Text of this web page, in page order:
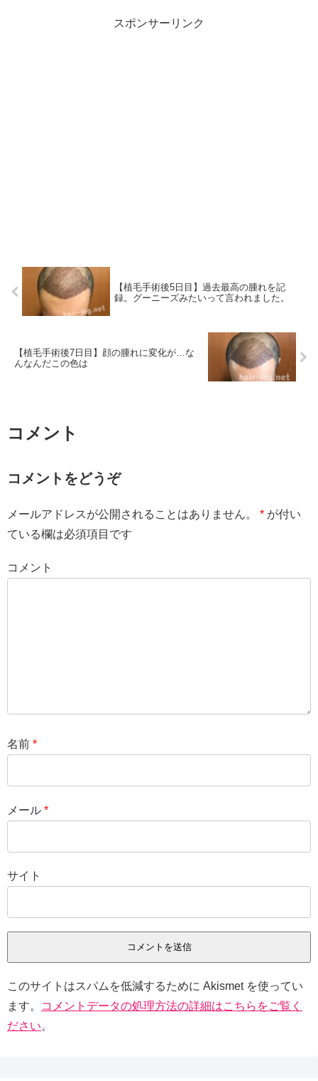
スポンサーリンク
【植毛手術後5日目】過去最高の腫れを記
録。グーニーズみたいって言われました。
【植毛手術後7日目】顔の腫れに変化が…な
んなんだこの色は
コメント
コメントをどうぞ
メールアドレスが公開されることはありません。 * が付い
ている欄は必須項目です
コメント
名前 *
メール *
サイト
このサイトはスパムを低減するために Akismet を使ってい
ます。
コメントデータの処理方法の詳細はこちらをご覧く
ださい。